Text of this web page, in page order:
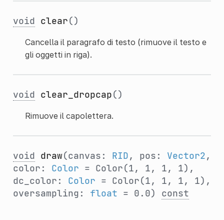
void clear()
Cancella il paragrafo di testo (rimuove il testo e
gli oggetti in riga).
void clear_dropcap()
Rimuove il capolettera.
void draw(canvas: RID, pos: Vector2,
color: Color = Color(1, 1, 1, 1),
dc_color: Color = Color(1, 1, 1, 1),
oversampling: float = 0.0) const